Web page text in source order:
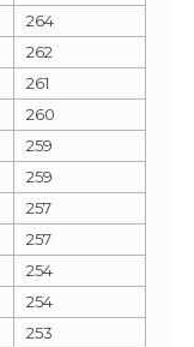
264
262
261
260
259
259
257
257
254
254
253